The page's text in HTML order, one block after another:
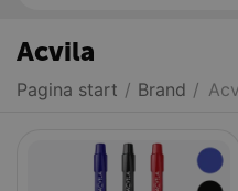
Acvila
Pagina start / Brand /